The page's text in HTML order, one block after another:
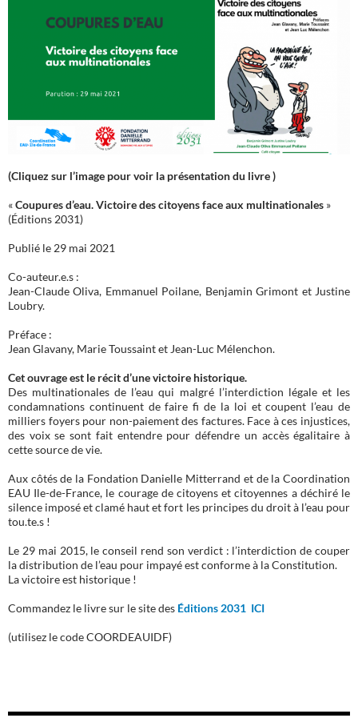
(Cliquez sur l’image pour voir la présentation du livre )
«Coupures d’eau. Victoire des citoyens face aux multinationales »
(Éditions 2031)
Publié le 29 mai 2021
Co-auteur.e.s :
Jean-Claude Oliva, Emmanuel Poilane, Benjamin Grimont et Justine
Loubry.
Préface :
Jean Glavany, Marie Toussaint et Jean-Luc Mélenchon.
Cet ouvrage est le récit d’une victoire historique.
Des multinationales de l’eau qui malgré l’interdiction légale et les
condamnations continuent de faire fi de la loi et coupent l’eau de
milliers foyers pour non-paiement des factures. Face à ces injustices,
des voix se sont fait entendre pour défendre un accès égalitaire à
cette source de vie.
Aux côtés de la Fondation Danielle Mitterrand et de la Coordination
EAU Ile-de-France, le courage de citoyens et citoyennes a déchiré le
silence imposé et clamé haut et fort les principes du droit à l’eau pour
tou.te.s !
Le 29 mai 2015, le conseil rend son verdict : l’interdiction de couper
la distribution de l’eau pour impayé est conforme à la Constitution.
La victoire est historique !
Commandez le livre sur le site des Éditions 2031 ICI
(utilisez le code COORDEAUIDF)